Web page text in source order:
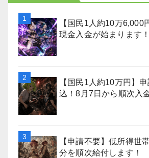
【国民1人約10万6,000
現金入金が始まります！
【国民1人約10万円】
込！8月7日から順次入
【申請不要】低所得世
分を順次給付します！